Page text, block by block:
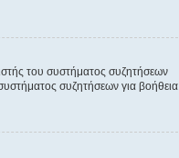
του συστήματος συζητήσεων
συζητήσεων για βοήθεια.